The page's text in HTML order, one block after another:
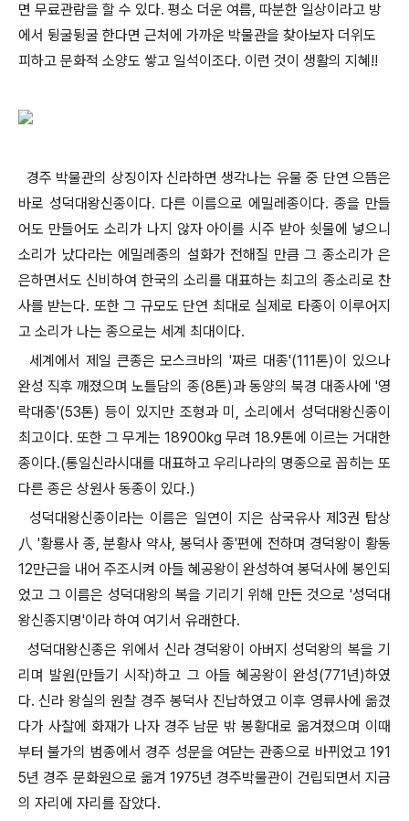
면 무료관람을 할 수 있다. 평소 더운 여름, 따분한 일상이라고 방
에서 뒹굴뒹굴 한다면 근처에 가까운 박물관을 찾아보자 더위도
피하고 문화적 소양도 쌓고 일석이조다. 이런 것이 생활의 지혜!!
경주 박물관의 상징이자 신라하면 생각나는 유물 중 단연 으뜸은
바로 성덕대왕신종이다. 다른 이름으로 에밀레종이다. 종을 만들
어도 만들어도 소리가 나지 않자 아이를 시주 받아 쇳물에 넣으니
소리가 났다라는 에밀레종의 설화가 전해질 만큼 그 종소리가 은
은하면서도 신비하여 한국의 소리를 대표하는 최고의 종소리로 찬
사를 받는다. 또한 그 규모도 단연 최대로 실제로 타종이 이루어지
고 소리가 나는 종으로는 세계 최대이다.
세계에서 제일 큰종은 모스크바의 '짜르 대종'(111톤)이 있으나
완성 직후 깨졌으며 노틀담의 종(8톤)과 동양의 북경 대종사에 '영
락대종'(53톤) 등이 있지만 조형과 미, 소리에서 성덕대왕신종이
최고이다. 또한 그 무게는 18900kg 무려 18.9톤에 이르는 거대한
종이다.(통일신라시대를 대표하고 우리나라의 명종으로 꼽히는 또
다른 종은 상원사 동종이 있다.)
성덕대왕신종이라는 이름은 일연이 지은 삼국유사 제3권 탑상
八 '황룡사 종, 분황사 약사, 봉덕사 종'편에 전하며 경덕왕이 황동
12만근을 내어 주조시켜 아들 혜공왕이 완성하여 봉덕사에 봉인되
었고 그 이름은 성덕대왕의 복을 기리기 위해 만든 것으로 '성덕대
왕신종지명'이라 하여 여기서 유래한다.
성덕대왕신종은 위에서 신라 경덕왕이 아버지 성덕왕의 복을 기
리며 발원(만들기 시작)하고 그 아들 혜공왕이 완성(771년)하였
다. 신라 왕실의 원찰 경주 봉덕사 진납하였고 이후 영류사에 옮겼
다가 사찰에 화재가 나자 경주 남문 밖 봉황대로 옮겨졌으며 이때
부터 불가의 범종에서 경주 성문을 여닫는 관종으로 바뀌었고 191
5년 경주 문화원으로 옮겨 1975년 경주박물관이 건립되면서 지금
의 자리에 자리를 잡았다.